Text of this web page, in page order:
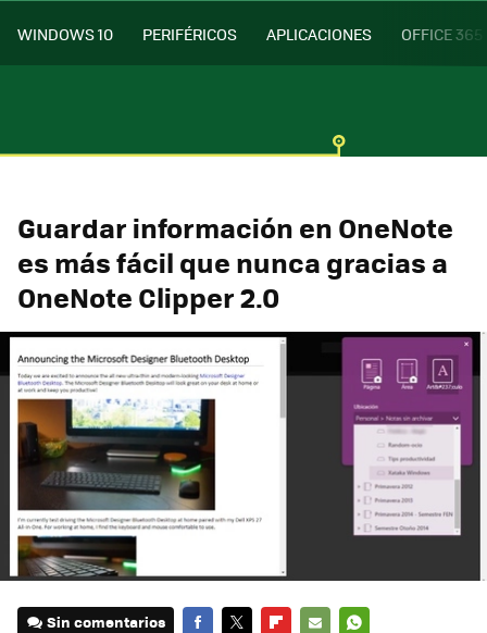
WINDOWS 10 PERIFÉRICOS APLICACIONES OFFICE 365
Guardar información en OneNote
es más fácil que nunca gracias a
OneNote Clipper 2.0
Sin comentarios